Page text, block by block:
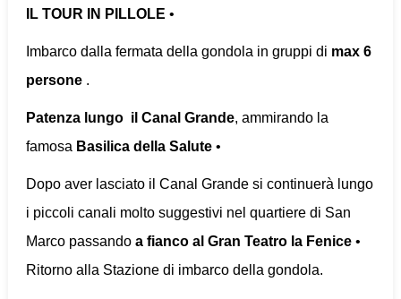
IL TOUR IN PILLOLE •
Imbarco dalla fermata della gondola in gruppi di max 6
persone.
Patenza lungo il Canal Grande, ammirando la
famosa Basilica della Salute•
Dopo aver lasciato il Canal Grande si continuerà lungo
i piccoli canali molto suggestivi nel quartiere di San
Marco passando a fianco al Gran Teatro la Fenice•
Ritorno alla Stazione di imbarco della gondola.